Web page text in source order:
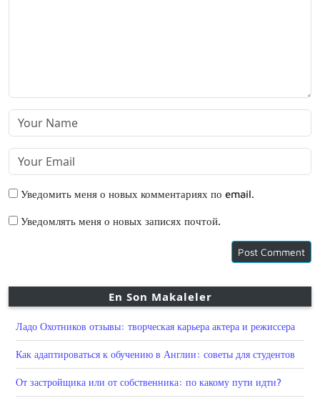
Уведомить меня о новых комментариях по email.
Уведомлять меня о новых записях почтой.
En Son Makaleler
Ладо Охотников отзывы: творческая карьера актера и режиссера
Как адаптироваться к обучению в Англии: советы для студентов
От застройщика или от собственника: по какому пути идти?